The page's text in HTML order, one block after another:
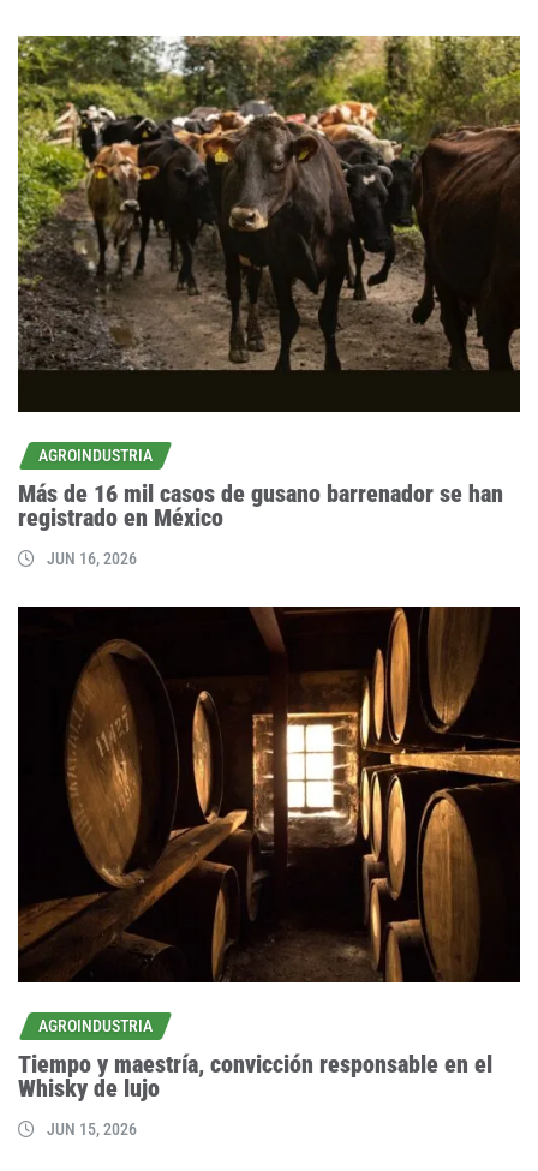
AGROINDUSTRIA
Más de 16 mil casos de gusano barrenador se han
registrado en México
JUN 16, 2026
AGROINDUSTRIA
Tiempo y maestría, convicción responsable en el
Whisky de lujo
JUN 15, 2026